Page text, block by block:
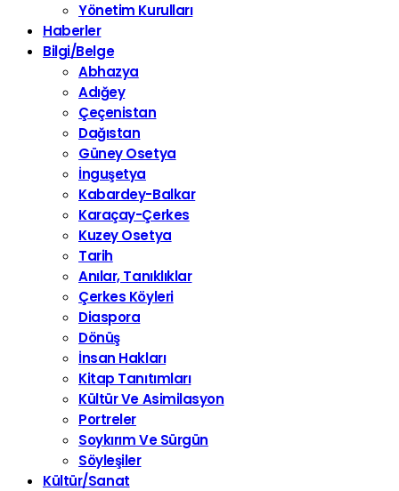
Yönetim Kurulları
Haberler
Bilgi/Belge
Abhazya
Adığey
Çeçenistan
Dağıstan
Güney Osetya
İnguşetya
Kabardey-Balkar
Karaçay-Çerkes
Kuzey Osetya
Tarih
Anılar, Tanıklıklar
Çerkes Köyleri
Diaspora
Dönüş
İnsan Hakları
Kitap Tanıtımları
Kültür Ve Asimilasyon
Portreler
Soykırım Ve Sürgün
Söyleşiler
Kültür/Sanat